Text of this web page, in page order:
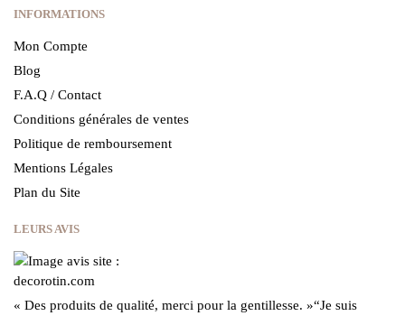
INFORMATIONS
Mon Compte
Blog
F.A.Q / Contact
Conditions générales de ventes
Politique de remboursement
Mentions Légales
Plan du Site
LEURS AVIS
« Des produits de qualité, merci pour la gentillesse. »“Je suis